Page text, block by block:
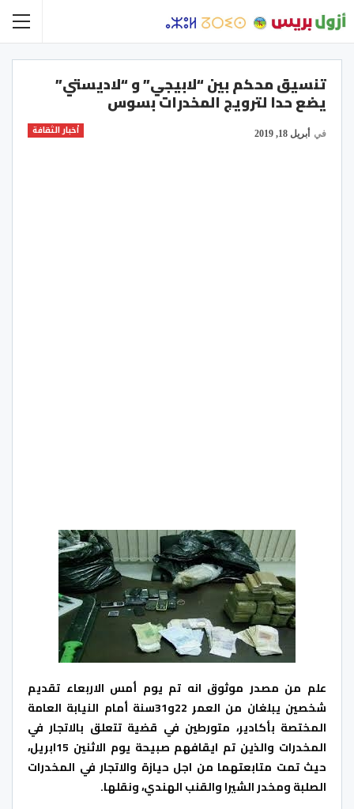
تنسيق محكم بين “لابيجي” و “لاديستي”
يضع حدا لترويج المخدرات بسوس
أخبار الثقافة في أبريل 18, 2019
علم من مصدر موثوق انه تم يوم أمس الاربعاء تقديم
شخصين يبلغان من العمر 22و31سنة أمام النيابة العامة
المختصة بأكادير، متورطين في قضية تتعلق بالاتجار في
المخدرات والذين تم ايقافهم صبيحة يوم الاثنين 15ابريل،
حيث تمت متابعتهما من اجل حيازة والاتجار في المخدرات
الصلبة ومخدر الشيرا والقنب الهندي، ونقلها.